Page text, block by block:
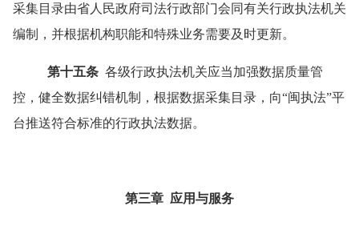
采集目录由省人民政府司法行政部门会同有关行政执法机关
编制，并根据机构职能和特殊业务需要及时更新。
第十五条 各级行政执法机关应当加强数据质量管
控，健全数据纠错机制，根据数据采集目录，向“闽执法”平
台推送符合标准的行政执法数据。
第三章 应用与服务